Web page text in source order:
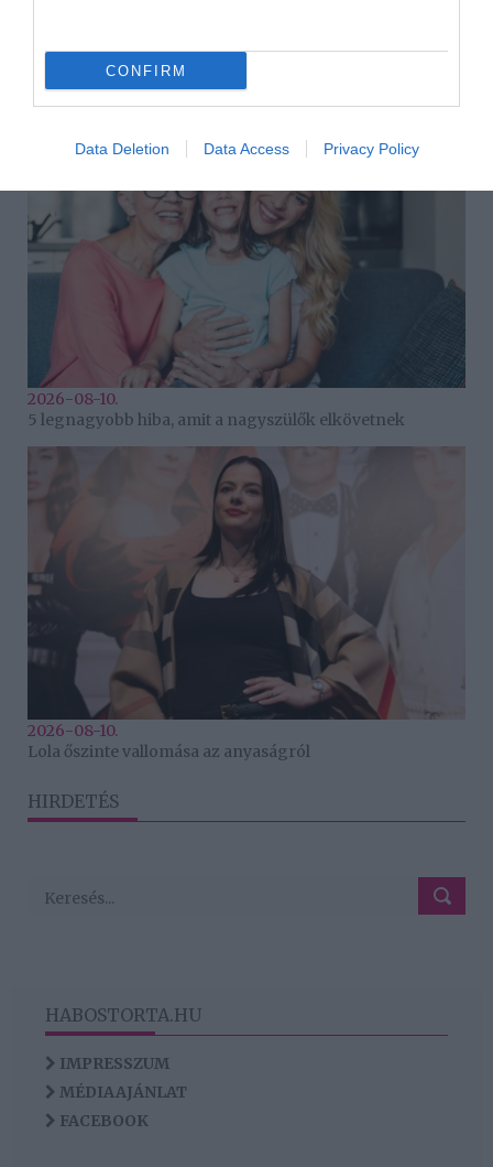
CONFIRM
Data Deletion Data Access Privacy Policy
2026-08-10.
Így készíts bélbarát, szuperlaktató reggelit
2026-08-10.
5 legnagyobb hiba, amit a nagyszülők elkövetnek
2026-08-10.
Lola őszinte vallomása az anyaságról
HIRDETÉS
HABOSTORTA.HU
IMPRESSZUM
MÉDIAAJÁNLAT
FACEBOOK